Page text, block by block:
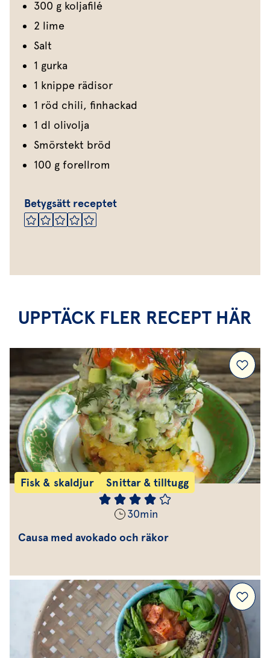
300 g koljafilé
2 lime
Salt
1 gurka
1 knippe rädisor
1 röd chili, finhackad
1 dl olivolja
Smörstekt bröd
100 g forellrom
Betygsätt receptet
UPPTÄCK FLER RECEPT HÄR
Fisk & skaldjur Snittar & tilltugg
30min
Causa med avokado och räkor